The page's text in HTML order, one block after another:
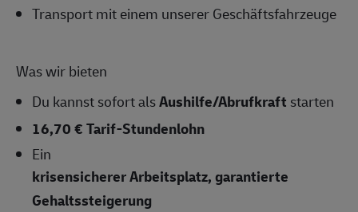
Transport mit einem unserer Geschäftsfahrzeuge
Was wir bieten
Du kannst sofort alsAushilfe/Abrufkraft starten
16,70 € Tarif-Stundenlohn
Ein
krisensicherer Arbeitsplatz, garantierte
Gehaltssteigerung